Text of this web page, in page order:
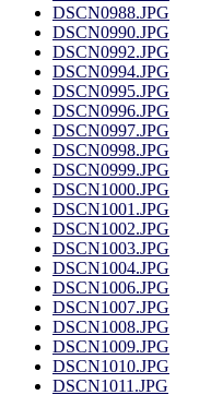
DSCN0988.JPG
DSCN0990.JPG
DSCN0992.JPG
DSCN0994.JPG
DSCN0995.JPG
DSCN0996.JPG
DSCN0997.JPG
DSCN0998.JPG
DSCN0999.JPG
DSCN1000.JPG
DSCN1001.JPG
DSCN1002.JPG
DSCN1003.JPG
DSCN1004.JPG
DSCN1006.JPG
DSCN1007.JPG
DSCN1008.JPG
DSCN1009.JPG
DSCN1010.JPG
DSCN1011.JPG